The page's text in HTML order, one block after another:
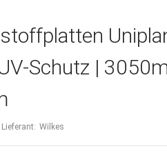
Schutz |
Lieferant: Wilkes